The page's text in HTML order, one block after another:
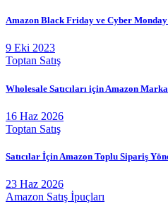
Amazon Black Friday ve Cyber
9 Eki 2023
Toptan Satış
Wholesale Satıcıları için Amazon Marka
16 Haz 2026
Toptan Satış
Satıcılar İçin Amazon Toplu Sipariş
23 Haz 2026
Amazon Satış İpuçları